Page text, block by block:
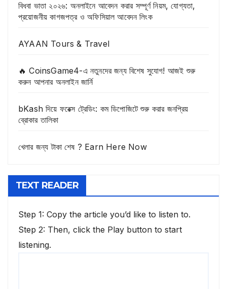
বিধবা ভাতা ২০২৬: অনলাইনে আবেদন করার সম্পূর্ণ নিয়ম, যোগ্যতা,
প্রয়োজনীয় কাগজপত্র ও অফিসিয়াল আবেদন লিংক
AYAAN Tours & Travel
🔥 CoinsGame4-এ নতুনদের জন্য বিশেষ সুযোগ! আজই শুরু
করুন আপনার অনলাইন জার্নি
bKash দিয়ে ফরেক্স ট্রেডিং: কম ডিপোজিটে শুরু করার জনপ্রিয়
ব্রোকার তালিকা
খেলার জন্য টাকা শেষ ? Earn Here Now
TEXT READER
Step 1: Copy the article you’d like to listen to.
Step 2: Then, click the Play button to start
listening.